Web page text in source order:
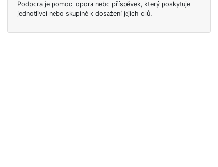
Podpora je pomoc, opora nebo příspěvek, který poskytuje
jednotlivci nebo skupině k dosažení jejich cílů.